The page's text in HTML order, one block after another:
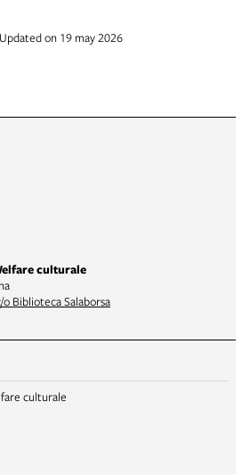
on 19 may 2026
culturale
Biblioteca Salaborsa
culturale